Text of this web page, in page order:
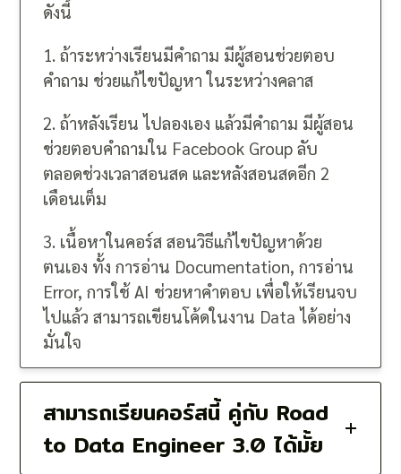
ดังนี้
1. ถ้าระหว่างเรียนมีคำถาม มีผู้สอนช่วยตอบ
คำถาม ช่วยแก้ไขปัญหา ในระหว่างคลาส
2. ถ้าหลังเรียน ไปลองเอง แล้วมีคำถาม มีผู้สอน
ช่วยตอบคำถามใน Facebook Group ลับ
ตลอดช่วงเวลาสอนสด และหลังสอนสดอีก 2
เดือนเต็ม
3. เนื้อหาในคอร์ส สอนวิธีแก้ไขปัญหาด้วย
ตนเอง ทั้ง การอ่าน Documentation, การอ่าน
Error, การใช้ AI ช่วยหาคำตอบ เพื่อให้เรียนจบ
ไปแล้ว สามารถเขียนโค้ดในงาน Data ได้อย่าง
มั่นใจ
สามารถเรียนคอร์สนี้ คู่กับ Road
to Data Engineer 3.0 ได้มั้ย